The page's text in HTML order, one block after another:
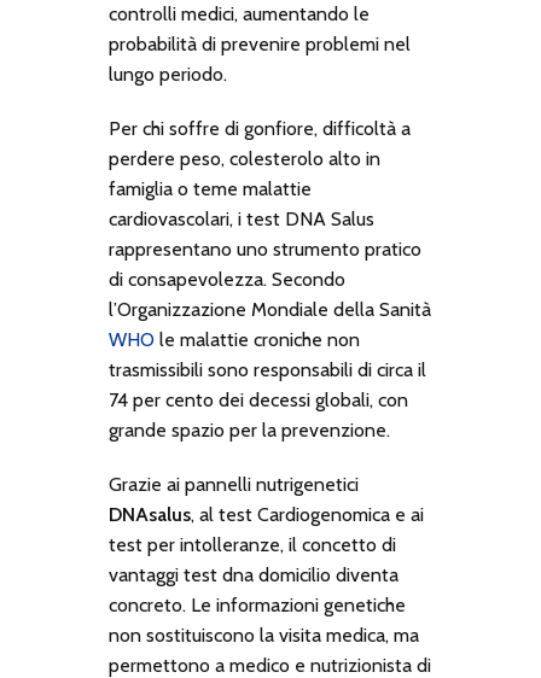
controlli medici, aumentando le
probabilità di prevenire problemi nel
lungo periodo.
Per chi soffre di gonfiore, difficoltà a
perdere peso, colesterolo alto in
famiglia o teme malattie
cardiovascolari, i test DNA Salus
rappresentano uno strumento pratico
di consapevolezza. Secondo
l’Organizzazione Mondiale della Sanità
WHOle malattie croniche non
trasmissibili sono responsabili di circa il
74 per cento dei decessi globali, con
grande spazio per la prevenzione.
Grazie ai pannelli nutrigenetici
DNAsalus, al test Cardiogenomicae ai
test per intolleranze, il concetto di
vantaggi test dna domicilio diventa
concreto. Le informazioni genetiche
non sostituiscono la visita medica, ma
permettono a medico e nutrizionista di